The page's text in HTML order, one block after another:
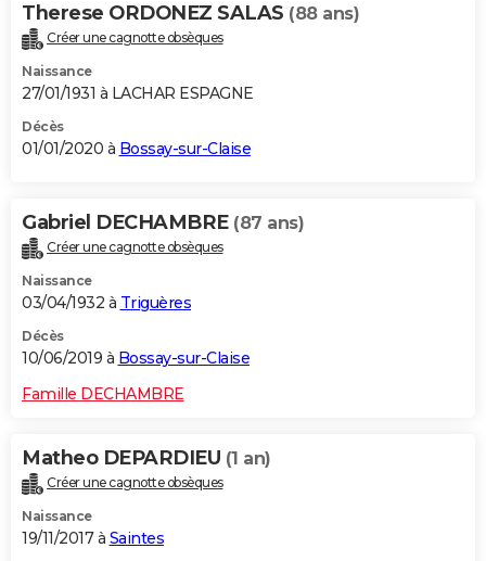
Therese ORDONEZ SALAS (88 ans)
Créer une cagnotte obsèques
Naissance
27/01/1931 à LACHAR ESPAGNE
Décès
01/01/2020 à Bossay-sur-Claise
Gabriel DECHAMBRE (87 ans)
Créer une cagnotte obsèques
Naissance
03/04/1932 à Triguères
Décès
10/06/2019 à Bossay-sur-Claise
Famille DECHAMBRE
Matheo DEPARDIEU (1 an)
Créer une cagnotte obsèques
Naissance
19/11/2017 à Saintes